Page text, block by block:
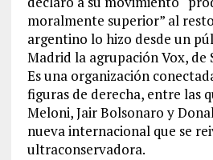
moralmente superior” al
argentino lo hizo desde un
Madrid la agrupación Vox, de
Es una organización
figuras de derecha, entre las
Meloni, Jair Bolsonaro y
nueva internacional que se
ultraconservadora.